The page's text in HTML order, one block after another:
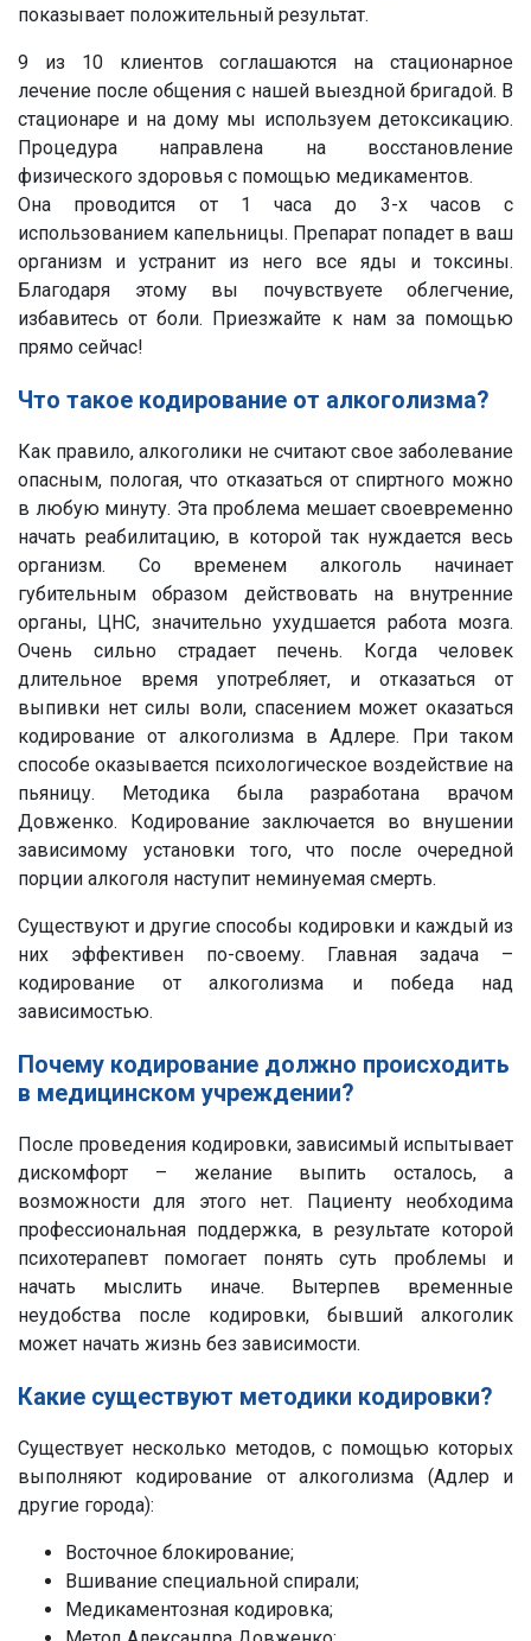
показывает положительный результат.
9 из 10 клиентов соглашаются на стационарное
лечение после общения с нашей выездной бригадой. В
стационаре и на дому мы используем детоксикацию.
Процедура направлена на восстановление
физического здоровья с помощью медикаментов.
Она проводится от 1 часа до 3-х часов с
использованием капельницы. Препарат попадет в ваш
организм и устранит из него все яды и токсины.
Благодаря этому вы почувствуете облегчение,
избавитесь от боли. Приезжайте к нам за помощью
прямо сейчас!
Что такое кодирование от алкоголизма?
Как правило, алкоголики не считают свое заболевание
опасным, пологая, что отказаться от спиртного можно
в любую минуту. Эта проблема мешает своевременно
начать реабилитацию, в которой так нуждается весь
организм. Со временем алкоголь начинает
губительным образом действовать на внутренние
органы, ЦНС, значительно ухудшается работа мозга.
Очень сильно страдает печень. Когда человек
длительное время употребляет, и отказаться от
выпивки нет силы воли, спасением может оказаться
кодирование от алкоголизма в Адлере. При таком
способе оказывается психологическое воздействие на
пьяницу. Методика была разработана врачом
Довженко. Кодирование заключается во внушении
зависимому установки того, что после очередной
порции алкоголя наступит неминуемая смерть.
Существуют и другие способы кодировки и каждый из
них эффективен по-своему. Главная задача –
кодирование от алкоголизма и победа над
зависимостью.
Почему кодирование должно происходить
в медицинском учреждении?
После проведения кодировки, зависимый испытывает
дискомфорт – желание выпить осталось, а
возможности для этого нет. Пациенту необходима
профессиональная поддержка, в результате которой
психотерапевт помогает понять суть проблемы и
начать мыслить иначе. Вытерпев временные
неудобства после кодировки, бывший алкоголик
может начать жизнь без зависимости.
Какие существуют методики кодировки?
Существует несколько методов, с помощью которых
выполняют кодирование от алкоголизма (Адлер и
другие города):
Восточное блокирование;
Вшивание специальной спирали;
Медикаментозная кодировка;